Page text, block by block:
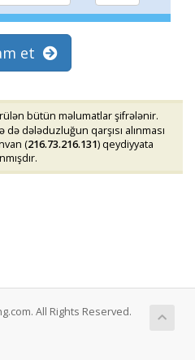
et
bütün məlumatlar şifrələnir.
dələduzluğun qarşısı alınması
(216.73.216.131) qeydiyyata
All Rights Reserved.